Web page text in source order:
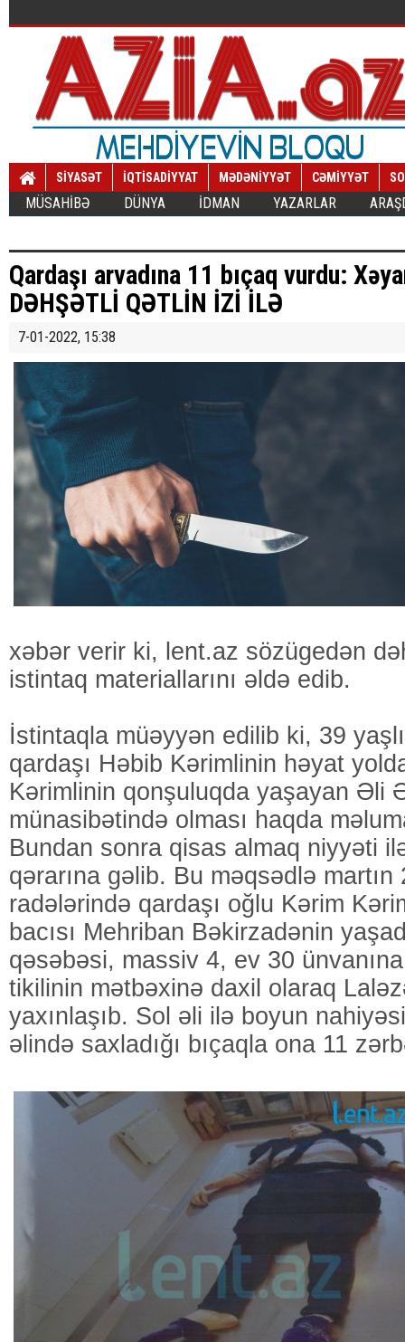
SİYASƏT İQTİSADİYYAT MƏDƏNİYYƏT CƏMİYYƏT
MÜSAHİBƏ DÜNYA İDMAN YAZARLAR
Qardaşı arvadına 11 bıçaq vurdu:
DƏHŞƏTLİ QƏTLİN İZİ İLƏ
7-01-2022, 15:38
xəbər verir ki, lent.az sözügedən
istintaq materiallarını əldə edib.
İstintaqla müəyyən edilib ki, 39
qardaşı Həbib Kərimlinin həyat
Kərimlinin qonşuluqda yaşayan Əli
münasibətində olması haqda
Bundan sonra qisas almaq niyyəti
qərarına gəlib. Bu məqsədlə martın
radələrində qardaşı oğlu Kərim
bacısı Mehriban Bəkirzadənin
qəsəbəsi, massiv 4, ev 30 ünvanına
tikilinin mətbəxinə daxil olaraq
yaxınlaşıb. Sol əli ilə boyun
əlində saxladığı bıçaqla ona 11